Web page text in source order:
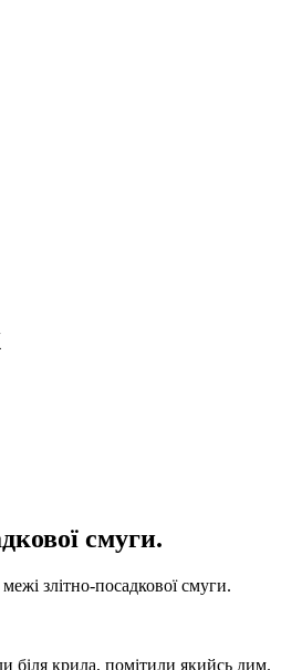
смуги.
злітно-посадкової смуги.
біля крила, помітили якийсь дим.